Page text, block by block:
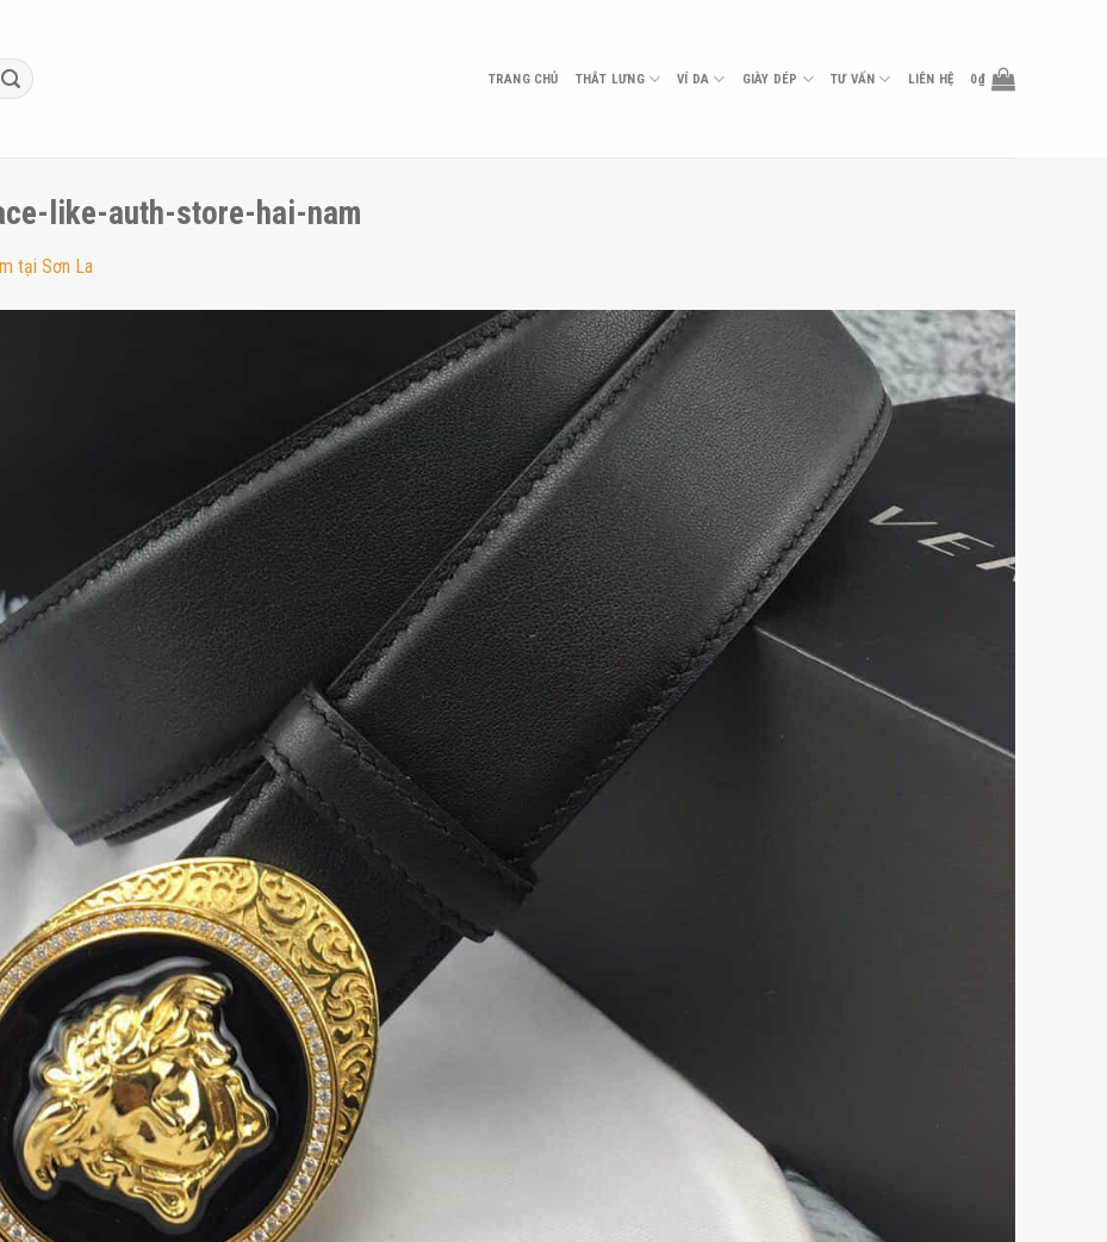
TRANG CHỦ THẮT LƯNG VÍ DA GIÀY DÉP TƯ VẤN LIÊN HỆ 0₫
like-auth-store-hai-nam
tại Sơn La